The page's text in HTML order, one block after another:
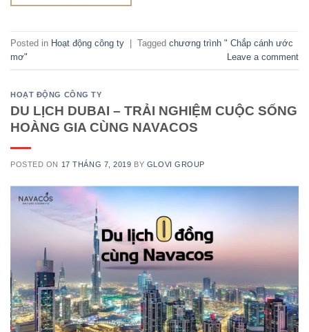
Posted in Hoạt động công ty | Tagged chương trình " Chắp cánh ước
mơ"
Leave a comment
HOẠT ĐỘNG CÔNG TY
DU LỊCH DUBAI – TRẢI NGHIỆM CUỘC SỐNG
HOÀNG GIA CÙNG NAVACOS
POSTED ON 17 THÁNG 7, 2019 BY GLOVI GROUP